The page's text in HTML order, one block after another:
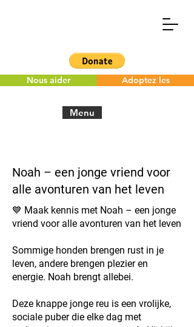
Nous aider Adoptez les
Menu
Noah – een jonge vriend voor
alle avonturen van het leven
💙 Maak kennis met Noah – een jonge
vriend voor alle avonturen van het leven
Sommige honden brengen rust in je
leven, andere brengen plezier en
energie. Noah brengt allebei.
Deze knappe jonge reu is een vrolijke,
sociale puber die elke dag met